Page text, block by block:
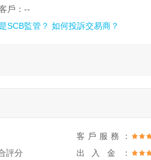
戶： --
SCB監管？ 如何投訴交易商？
評分
客戶服務：
出入金：